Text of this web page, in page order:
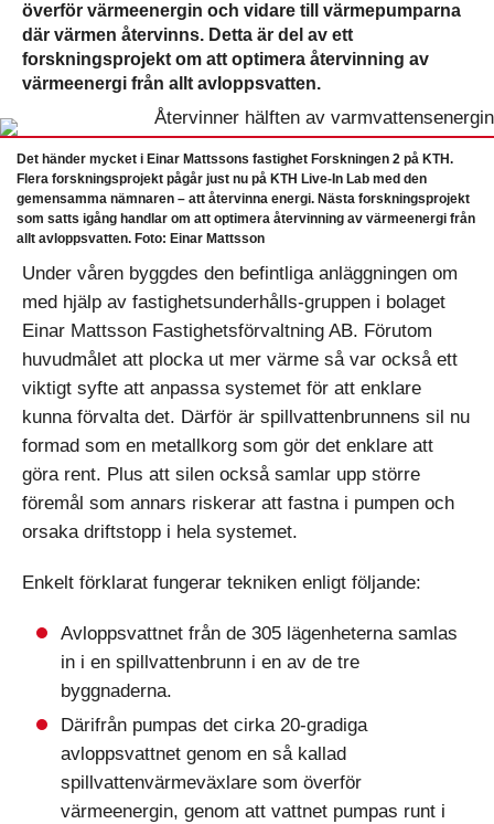
överför värmeenergin och vidare till värmepumparna
där värmen återvinns. Detta är del av ett
forskningsprojekt om att optimera återvinning av
värmeenergi från allt avloppsvatten.
Det händer mycket i Einar Mattssons fastighet Forskningen 2 på KTH.
Flera forskningsprojekt pågår just nu på KTH Live-In Lab med den
gemensamma nämnaren – att återvinna energi. Nästa forskningsprojekt
som satts igång handlar om att optimera återvinning av värmeenergi från
allt avloppsvatten. Foto: Einar Mattsson
Under våren byggdes den befintliga anläggningen om
med hjälp av fastighetsunderhålls-gruppen i bolaget
Einar Mattsson Fastighetsförvaltning AB. Förutom
huvudmålet att plocka ut mer värme så var också ett
viktigt syfte att anpassa systemet för att enklare
kunna förvalta det. Därför är spillvattenbrunnens sil nu
formad som en metallkorg som gör det enklare att
göra rent. Plus att silen också samlar upp större
föremål som annars riskerar att fastna i pumpen och
orsaka driftstopp i hela systemet.
Enkelt förklarat fungerar tekniken enligt följande:
Avloppsvattnet från de 305 lägenheterna samlas
in i en spillvattenbrunn i en av de tre
byggnaderna.
Därifrån pumpas det cirka 20-gradiga
avloppsvattnet genom en så kallad
spillvattenvärmeväxlare som överför
värmeenergin, genom att vattnet pumpas runt i